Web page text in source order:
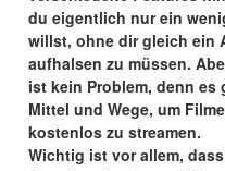
du eigentlich nur ein
willst, ohne dir gleich ein
aufhalsen zu müssen.
ist kein Problem, denn es
Mittel und Wege, um
kostenlos zu streamen.
Wichtig ist vor allem,